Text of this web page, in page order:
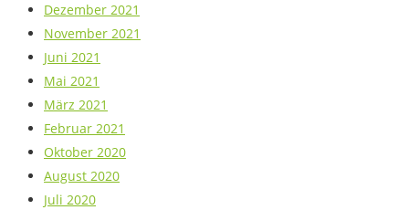
Dezember 2021
November 2021
Juni 2021
Mai 2021
März 2021
Februar 2021
Oktober 2020
August 2020
Juli 2020